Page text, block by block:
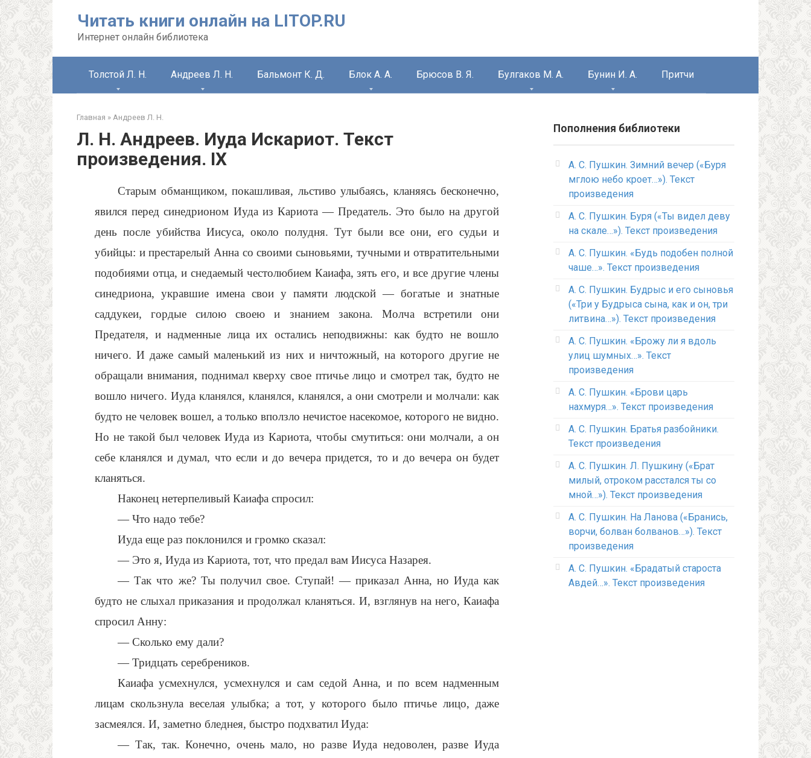
Читать книги онлайн на LITOP.RU
Интернет онлайн библиотека
Толстой Л. Н. Андреев Л. Н. Бальмонт К. Д. Блок А. А. Брюсов В. Я. Булгаков М. А. Бунин И. А. Притчи
Главная » Андреев Л. Н.
Л. Н. Андреев. Иуда Искариот. Текст
произведения. IX
Старым обманщиком, покашливая, льстиво улыбаясь, кланяясь бесконечно,
явился перед синедрионом Иуда из Кариота — Предатель. Это было на другой
день после убийства Иисуса, около полудня. Тут были все они, его судьи и
убийцы: и престарелый Анна со своими сыновьями, тучными и отвратительными
подобиями отца, и снедаемый честолюбием Каиафа, зять его, и все другие члены
синедриона, укравшие имена свои у памяти людской — богатые и знатные
саддукеи, гордые силою своею и знанием закона. Молча встретили они
Предателя, и надменные лица их остались неподвижны: как будто не вошло
ничего. И даже самый маленький из них и ничтожный, на которого другие не
обращали внимания, поднимал кверху свое птичье лицо и смотрел так, будто не
вошло ничего. Иуда кланялся, кланялся, кланялся, а они смотрели и молчали: как
будто не человек вошел, а только вползло нечистое насекомое, которого не видно.
Но не такой был человек Иуда из Кариота, чтобы смутиться: они молчали, а он
себе кланялся и думал, что если и до вечера придется, то и до вечера он будет
кланяться.
Наконец нетерпеливый Каиафа спросил:
— Что надо тебе?
Иуда еще раз поклонился и громко сказал:
— Это я, Иуда из Кариота, тот, что предал вам Иисуса Назарея.
— Так что же? Ты получил свое. Ступай! — приказал Анна, но Иуда как
будто не слыхал приказания и продолжал кланяться. И, взглянув на него, Каиафа
спросил Анну:
— Сколько ему дали?
— Тридцать серебреников.
Каиафа усмехнулся, усмехнулся и сам седой Анна, и по всем надменным
лицам скользнула веселая улыбка; а тот, у которого было птичье лицо, даже
засмеялся. И, заметно бледнея, быстро подхватил Иуда:
— Так, так. Конечно, очень мало, но разве Иуда недоволен, разве Иуда
Пополнения библиотеки
А. С. Пушкин. Зимний вечер («Буря
мглою небо кроет…»). Текст
произведения
А. С. Пушкин. Буря («Ты видел деву
на скале…»). Текст произведения
А. С. Пушкин. «Будь подобен полной
чаше…». Текст произведения
А. С. Пушкин. Будрыс и его сыновья
(«Три у Будрыса сына, как и он, три
литвина…»). Текст произведения
А. С. Пушкин. «Брожу ли я вдоль
улиц шумных…». Текст
произведения
А. С. Пушкин. «Брови царь
нахмуря…». Текст произведения
А. С. Пушкин. Братья разбойники.
Текст произведения
А. С. Пушкин. Л. Пушкину («Брат
милый, отроком расстался ты со
мной…»). Текст произведения
А. С. Пушкин. На Ланова («Бранись,
ворчи, болван болванов…»). Текст
произведения
А. С. Пушкин. «Брадатый староста
Авдей…». Текст произведения